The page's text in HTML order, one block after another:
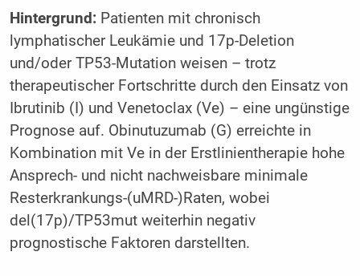
Hintergrund:Patienten mit chronisch
lymphatischer Leukämie und 17p-Deletion
und/oder TP53-Mutation weisen – trotz
therapeutischer Fortschritte durch den Einsatz von
Ibrutinib (I) und Venetoclax (Ve) – eine ungünstige
Prognose auf. Obinutuzumab (G) erreichte in
Kombination mit Ve in der Erstlinientherapie hohe
Ansprech- und nicht nachweisbare minimale
Resterkrankungs-(uMRD-)Raten, wobei
del(17p)/TP53mut weiterhin negativ
prognostische Faktoren darstellten.